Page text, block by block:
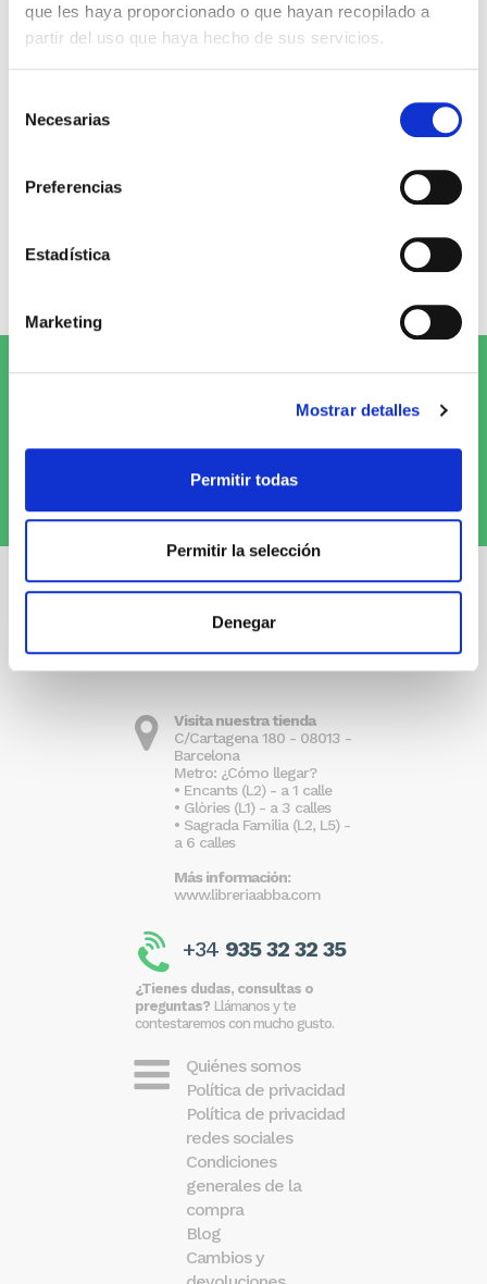
que les haya proporcionado o que hayan recopilado a
partir del uso que haya hecho de sus servicios.
Necesarias
Preferencias
Estadística
Marketing
Mostrar detalles
Permitir todas
Permitir la selección
Denegar
Comprar
de las novedades!
Visita nuestra tienda
C/Cartagena 180 - 08013 -
Barcelona
Metro: ¿Cómo llegar?
• Encants (L2) - a 1 calle
• Glòries (L1) - a 3 calles
• Sagrada Familia (L2, L5) -
a 6 calles
Más información:
www.libreriaabba.com
+34 935 32 32 35
¿Tienes dudas, consultas o
preguntas? Llámanos y te
contestaremos con mucho gusto.
Quiénes somos
Política de privacidad
Política de privacidad
redes sociales
Condiciones
generales de la
compra
Blog
Cambios y